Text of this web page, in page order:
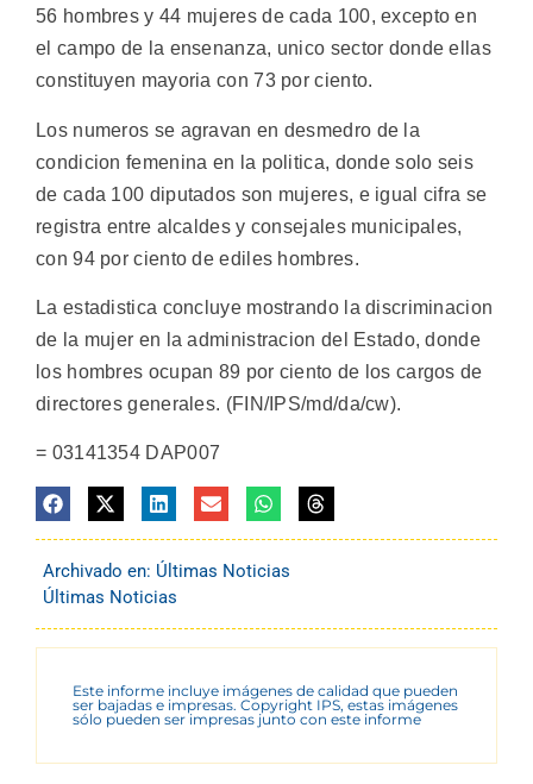
56 hombres y 44 mujeres de cada 100, excepto en
el campo de la ensenanza, unico sector donde ellas
constituyen mayoria con 73 por ciento.
Los numeros se agravan en desmedro de la
condicion femenina en la politica, donde solo seis
de cada 100 diputados son mujeres, e igual cifra se
registra entre alcaldes y consejales municipales,
con 94 por ciento de ediles hombres.
La estadistica concluye mostrando la discriminacion
de la mujer en la administracion del Estado, donde
los hombres ocupan 89 por ciento de los cargos de
directores generales. (FIN/IPS/md/da/cw).
= 03141354 DAP007
Archivado en: Últimas Noticias
Últimas Noticias
Este informe incluye imágenes de calidad que pueden
ser bajadas e impresas. Copyright IPS, estas imágenes
sólo pueden ser impresas junto con este informe